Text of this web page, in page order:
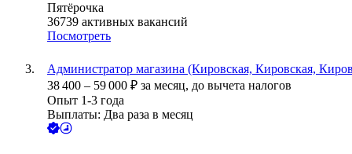
Пятёрочка
36739 активных вакансий
Посмотреть
Администратор магазина (Кировская, Кировская,
38 400 – 59 000 ₽ за месяц, до вычета налогов
Опыт 1-3 года
Выплаты: Два раза в месяц